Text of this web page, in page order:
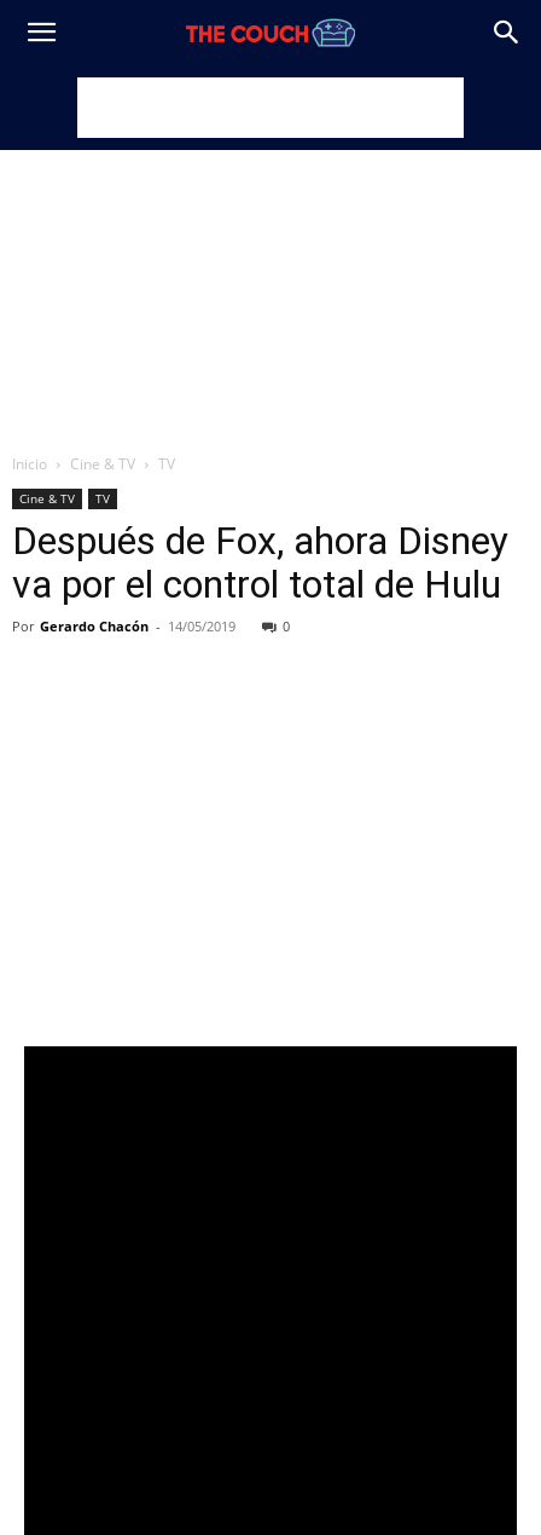
Inicio Cine & TV TV
Cine & TV TV
Después de Fox, ahora Disney
va por el control total de Hulu
Por Gerardo Chacón - 14/05/2019 0